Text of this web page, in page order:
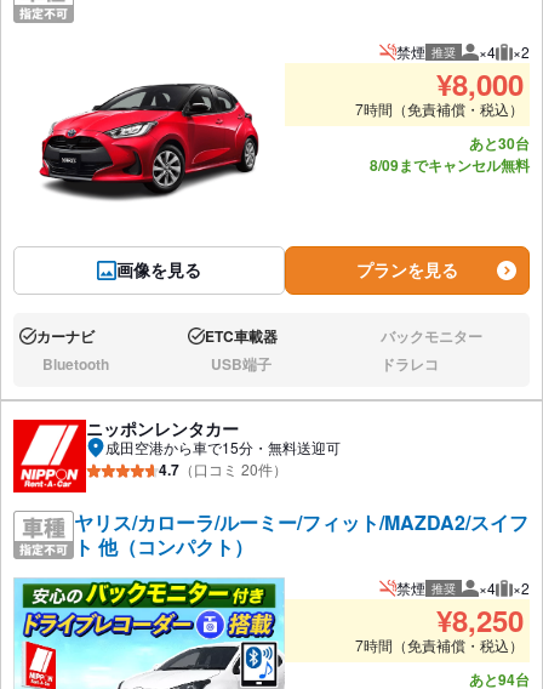
画像を見る
禁煙 推奨 推奨人数
×4 推
×2
¥8,000
7時間（免責補償・税込）
あと30台
8/09までキャンセル無料
プランを見る
あり:カーナビ あり:ETC車載器 なし:バックモニター
なし:Bluetooth なし:USB端子 なし:ドラレコ
ニッポンレンタカー
成田空港から車で15分・無料送迎可
4.7 （口コミ 20件）
ヤリス/カローラ/ルーミー/フィット/MAZDA2/スイフ
ト 他（コンパクト）
禁煙 推奨 推奨人数
×4 推
×2
¥8,250
7時間（免責補償・税込）
あと94台